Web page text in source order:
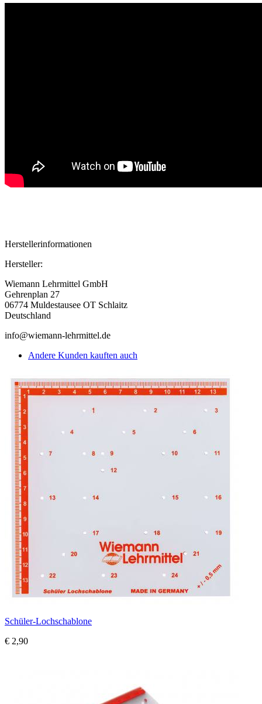
Herstellerinformationen
Hersteller:
Wiemann Lehrmittel GmbH
Gehrenplan 27
06774 Muldestausee OT Schlaitz
Deutschland
info@wiemann-lehrmittel.de
Andere Kunden kauften auch
Schüler-Lochschablone
€ 2,90